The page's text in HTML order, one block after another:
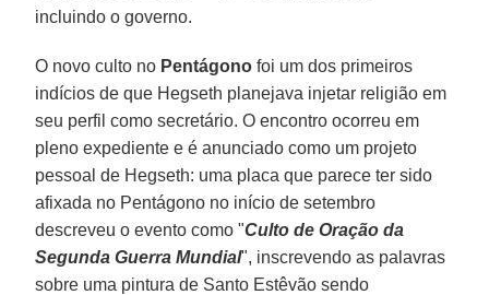
incluindo o governo.
O novo culto no Pentágono foi um dos primeiros
indícios de que Hegseth planejava injetar religião em
seu perfil como secretário. O encontro ocorreu em
pleno expediente e é anunciado como um projeto
pessoal de Hegseth: uma placa que parece ter sido
afixada no Pentágono no início de setembro
descreveu o evento como "Culto de Oração da
Segunda Guerra Mundial", inscrevendo as palavras
sobre uma pintura de Santo Estêvão sendo